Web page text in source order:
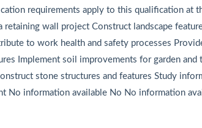
requirements apply to this qualification at
retaining wall project Construct landscape
to work health and safety processes
Implement soil improvements for garden
stone structures and features Study
No information available No No information